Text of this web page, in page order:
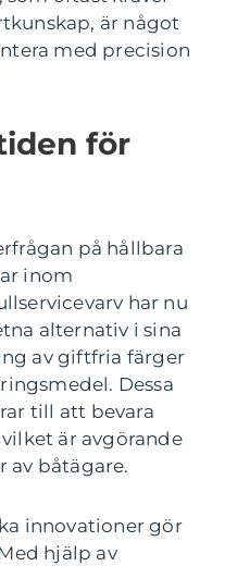
är något
med precision
för
på hållbara
inom
har nu
alternativ i sina
av giftfria färger
Dessa
till att bevara
är avgörande
av båtägare.
innovationer gör
hjälp av